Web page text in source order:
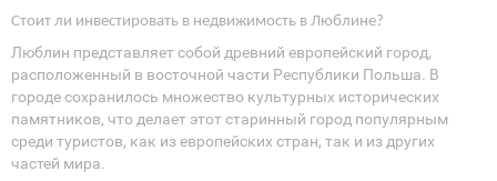
Стоит ли инвестировать в недвижимость в Люблине?
Люблин представляет собой древний европейский город,
расположенный в восточной части Республики Польша. В
городе сохранилось множество культурных исторических
памятников, что делает этот старинный город популярным
среди туристов, как из европейских стран, так и из других
частей мира.